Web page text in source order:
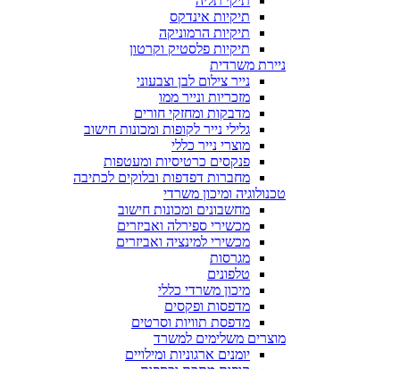
תיקיות אינדקס
תיקיות הרמוניקה
תיקיות פלסטיק וקרטון
ניירת משרדית
נייר צילום לבן וצבעוני
מזכריות ונייר ממו
מדבקות ומחזקי חורים
גלילי נייר לקופות ומכונות חישוב
מוצרי נייר כללי
פנקסים כרטיסיות ומעטפות
מחברות דפדפות ובלוקים לכתיבה
טכנולוגיה ומיכון משרדי
מחשבונים ומכונות חישוב
מכשירי ספירלה ואביזרים
מכשירי למינציה ואביזרים
מגרסות
טלפונים
מיכון משרדי כללי
מדפסות ופקסים
מדפסת תוויות וסרטים
מוצרים משלימים למשרד
יומנים ארגוניות ומילויים